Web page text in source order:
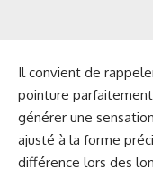
Il convient de
pointure
générer une
ajusté à la forme
différence lors des